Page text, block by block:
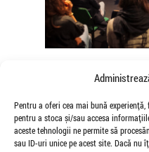
Pentru a oferi cea mai bună
pentru a stoca și/sau accesa
aceste tehnologii ne permite să
sau ID-uri unice pe acest site. Dacă
Somatice
Mădălina Dan și
Niculae
de Veioza Arte